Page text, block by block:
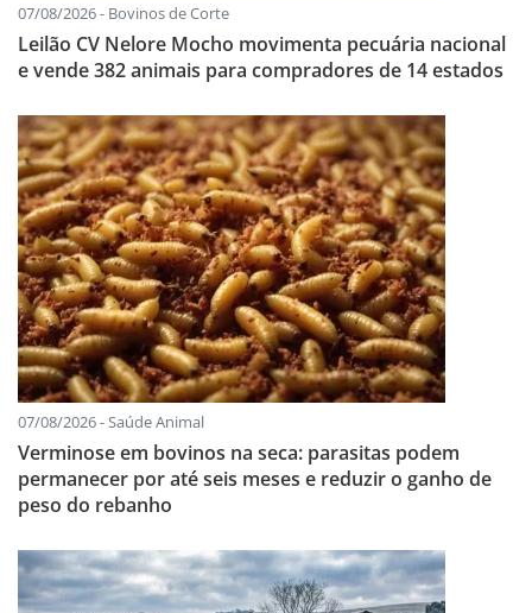
07/08/2026 - Bovinos de Corte
Leilão CV Nelore Mocho movimenta pecuária nacional
e vende 382 animais para compradores de 14 estados
07/08/2026 - Saúde Animal
Verminose em bovinos na seca: parasitas podem
permanecer por até seis meses e reduzir o ganho de
peso do rebanho